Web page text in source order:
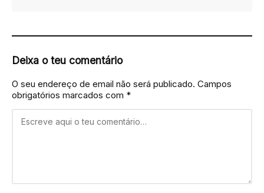
Deixa o teu comentário
O seu endereço de email não será publicado. Campos
obrigatórios marcados com *